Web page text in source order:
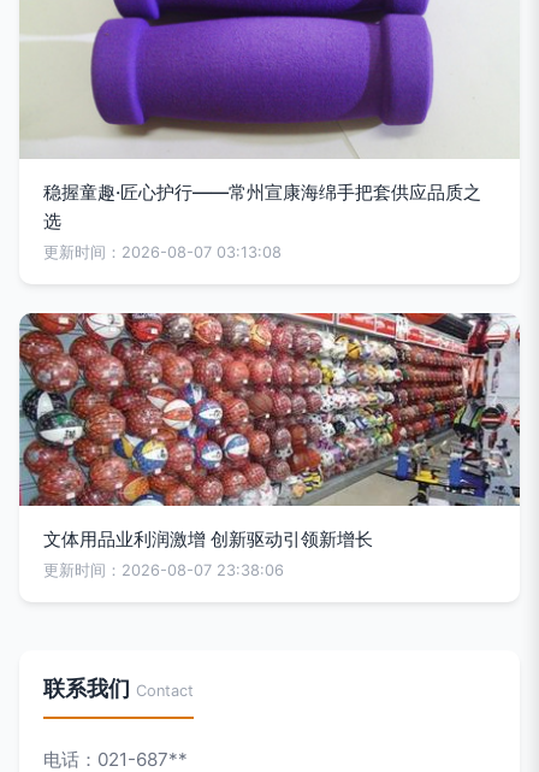
稳握童趣·匠心护行——常州宣康海绵手把套供应品质之
选
更新时间：2026-08-07 03:13:08
文体用品业利润激增 创新驱动引领新增长
更新时间：2026-08-07 23:38:06
联系我们 Contact
电话：021-687**